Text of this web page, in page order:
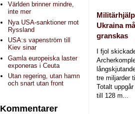
Världen brinner mindre,
inte mer
Nya USA-sanktioner mot
Ryssland
USA:s vapenström till
Kiev sinar
Gamla europeiska laster
exponeras i Ceuta
Utan regering, utan hamn
och snart utan front
Kommentarer
Ukraina
granskas
I fjol
tre miljarder
Totalt
till 128 m...